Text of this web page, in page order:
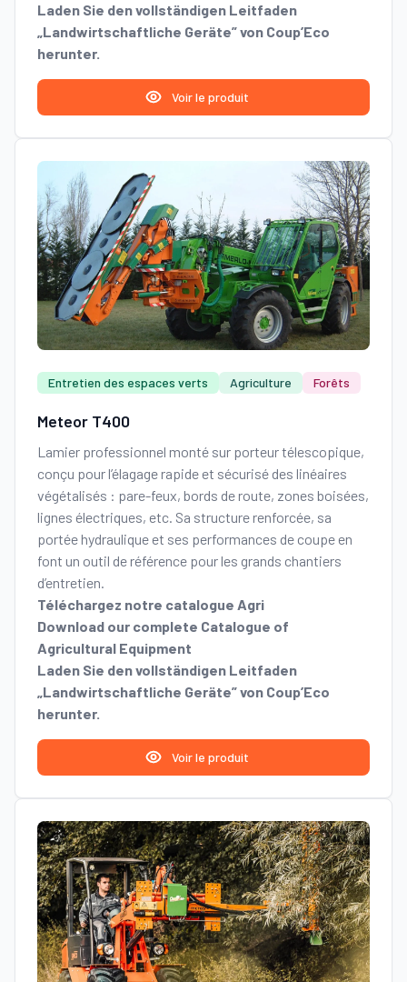
Laden Sie den vollständigen Leitfaden
„Landwirtschaftliche Geräte” von Coup’Eco
herunter.
Voir le produit
Entretien des espaces verts Agriculture Forêts
Meteor T400
Lamier professionnel monté sur porteur télescopique,
conçu pour l’élagage rapide et sécurisé des linéaires
végétalisés : pare-feux, bords de route, zones boisées,
lignes électriques, etc. Sa structure renforcée, sa
portée hydraulique et ses performances de coupe en
font un outil de référence pour les grands chantiers
d’entretien.
Téléchargez notre catalogue Agri
Download our complete Catalogue of
Agricultural Equipment
Laden Sie den vollständigen Leitfaden
„Landwirtschaftliche Geräte” von Coup’Eco
herunter.
Voir le produit